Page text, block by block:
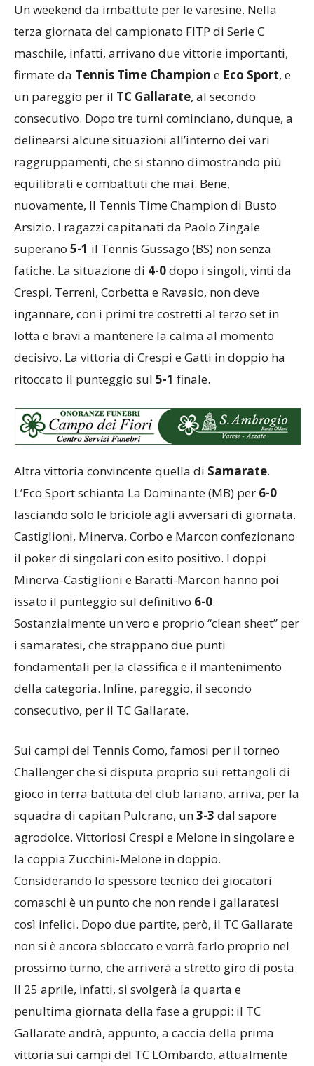
Un weekend da imbattute per le varesine. Nella
terza giornata del campionato FITP di Serie C
maschile, infatti, arrivano due vittorie importanti,
firmate da Tennis Time Champion e Eco Sport, e
un pareggio per il TC Gallarate, al secondo
consecutivo. Dopo tre turni cominciano, dunque, a
delinearsi alcune situazioni all’interno dei vari
raggruppamenti, che si stanno dimostrando più
equilibrati e combattuti che mai. Bene,
nuovamente, Il Tennis Time Champion di Busto
Arsizio. I ragazzi capitanati da Paolo Zingale
superano 5-1 il Tennis Gussago (BS) non senza
fatiche. La situazione di 4-0dopo i singoli, vinti da
Crespi, Terreni, Corbetta e Ravasio, non deve
ingannare, con i primi tre costretti al terzo set in
lotta e bravi a mantenere la calma al momento
decisivo. La vittoria di Crespi e Gatti in doppio ha
ritoccato il punteggio sul 5-1 finale.
Altra vittoria convincente quella di Samarate.
L’Eco Sport schianta La Dominante (MB) per 6-0
lasciando solo le briciole agli avversari di giornata.
Castiglioni, Minerva, Corbo e Marcon confezionano
il poker di singolari con esito positivo. I doppi
Minerva-Castiglioni e Baratti-Marcon hanno poi
issato il punteggio sul definitivo 6-0.
Sostanzialmente un vero e proprio “clean sheet” per
i samaratesi, che strappano due punti
fondamentali per la classifica e il mantenimento
della categoria. Infine, pareggio, il secondo
consecutivo, per il TC Gallarate.
Sui campi del Tennis Como, famosi per il torneo
Challenger che si disputa proprio sui rettangoli di
gioco in terra battuta del club lariano, arriva, per la
squadra di capitan Pulcrano, un3-3 dal sapore
agrodolce. Vittoriosi Crespi e Melone in singolare e
la coppia Zucchini-Melone in doppio.
Considerando lo spessore tecnico dei giocatori
comaschi è un punto che non rende i gallaratesi
così infelici. Dopo due partite, però, il TC Gallarate
non si è ancora sbloccato e vorrà farlo proprio nel
prossimo turno, che arriverà a stretto giro di posta.
Il 25 aprile, infatti, si svolgerà la quarta e
penultima giornata della fase a gruppi: il TC
Gallarate andrà, appunto, a caccia della prima
vittoria sui campi del TC LOmbardo, attualmente